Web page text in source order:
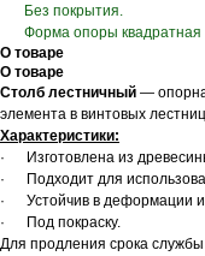
Без покрытия.
Форма опоры квадратная
О товаре
О товаре
Столб лестничный —
элемента в винтовых
Характеристики:
· Изготовлена из
· Подходит для
· Устойчив в деформации и
· Под покраску.
Для продления срока